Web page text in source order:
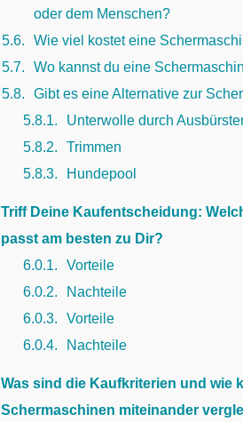
oder dem Menschen?
5.6
Wie viel kostet eine
5.7
Wo kannst du eine
5.8
Gibt es eine Alternative zur
5.8.1
Unterwolle durch
5.8.2
Trimmen
5.8.3
Hundepool
Triff Deine Kaufentscheidung:
passt am besten zu Dir?
6.0.1
Vorteile
6.0.2
Nachteile
6.0.3
Vorteile
6.0.4
Nachteile
Was sind die Kaufkriterien und wie
Schermaschinen miteinander